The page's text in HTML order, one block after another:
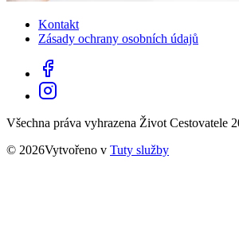
Kontakt
Zásady ochrany osobních údajů
Všechna práva vyhrazena Život Cestovatele
© 2026Vytvořeno v Tuty služby